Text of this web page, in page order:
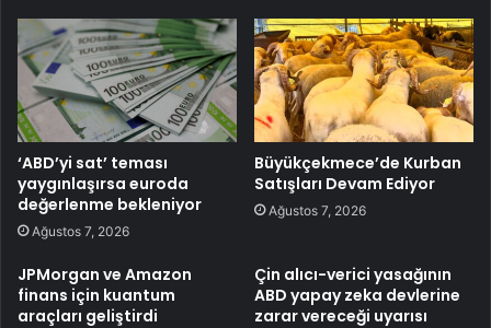
‘ABD’yi sat’ teması
yaygınlaşırsa euroda
değerlenme bekleniyor
Ağustos 7, 2026
Büyükçekmece’de Kurban
Satışları Devam Ediyor
Ağustos 7, 2026
JPMorgan ve Amazon
finans için kuantum
araçları geliştirdi
Çin alıcı-verici yasağının
ABD yapay zeka devlerine
zarar vereceği uyarısı